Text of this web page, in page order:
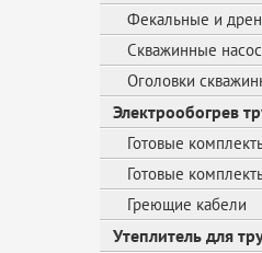
Фекальные и
Скважинные
Оголовки
Электрообогрев
Готовые
Готовые
Греющие кабели
Утеплитель для